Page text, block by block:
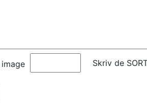
Skriv de